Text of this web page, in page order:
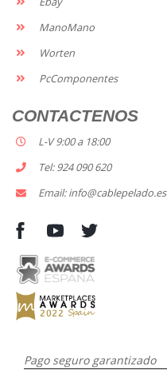
ManoMano
Worten
PcComponentes
CONTACTENOS
L-V 9:00 a 18:00
Tel: 924 090 620
Email: info@cablepelado.es
Pago seguro garantizado